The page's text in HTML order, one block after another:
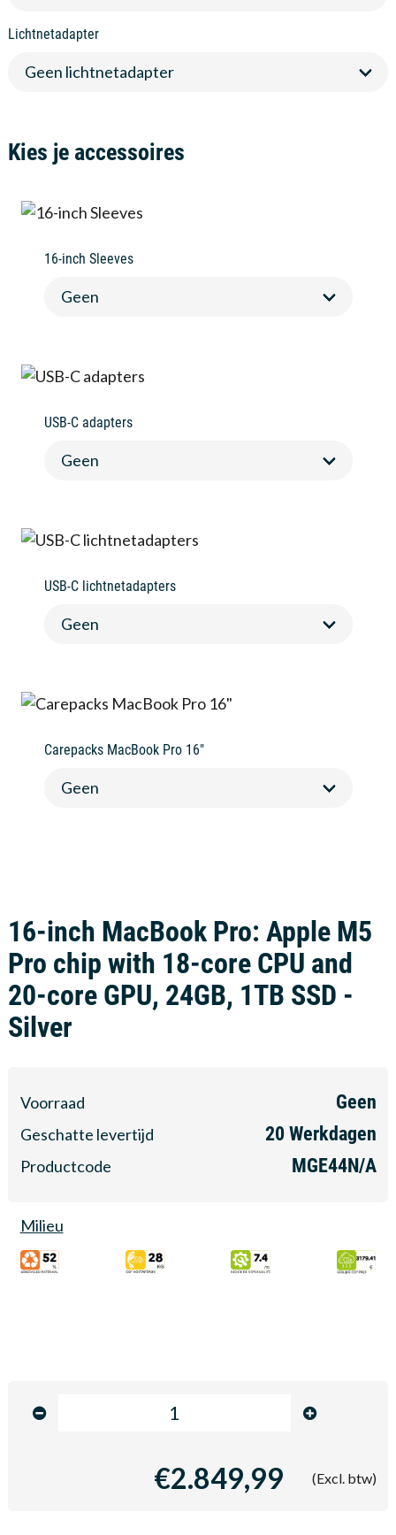
Lichtnetadapter
Kies je accessoires
16-inch Sleeves
USB-C adapters
USB-C lichtnetadapters
Carepacks MacBook Pro 16"
16-inch MacBook Pro: Apple M5
Pro chip with 18-core CPU and
20-core GPU, 24GB, 1TB SSD -
Silver
Voorraad Geen
Geschatte levertijd 20 Werkdagen
Productcode MGE44N/A
Milieu
€2.849,99 (Excl. btw)